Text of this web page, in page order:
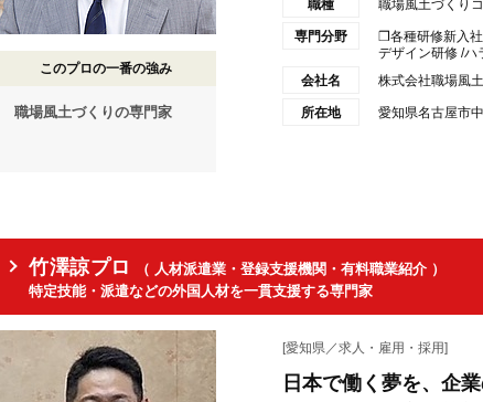
このプロの一番の強み
職場風土づくりの専門家
職種 職場風土づくり
専門分野
❒各種研修新入
デザイン研修 /ハ
会社名
株式会社職場風
所在地 愛知県名古屋市
竹澤諒プロ
（ 人材派遣業・登録支援機関・有料職業紹介 ）
特定技能・派遣などの外国人材を一貫支援する専門家
[愛知県／求人・雇用・採用]
日本で働く夢を、企